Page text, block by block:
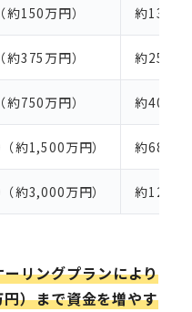
150万円） 約
375万円） 約
750万円） 約
約1,500万円） 約
約3,000万円） 約
ーリングプランにより
）まで資金を増やす